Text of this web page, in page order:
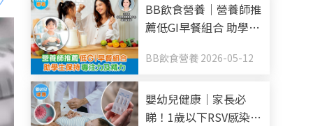
BB飲食營養｜營養師推
薦低GI早餐組合 助學生
BB飲食營養 2026-05-12
嬰幼兒健康｜家長必
睇！1歲以下RSV感染易